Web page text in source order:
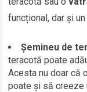
funcțional, dar și
Șemineu de
teracotă poate
Acesta nu doar că
poate și să creeze